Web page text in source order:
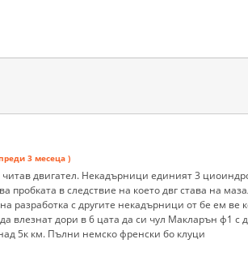
3 месеца )
двигател. Некадърници единият 3
пробката в следствие на което двг става на
разработка с другите некадърници от бе ем ве
влезнат дори в 6 цата да си чул Макларън ф1 с
5к км. Пълни немско френски бо клуци